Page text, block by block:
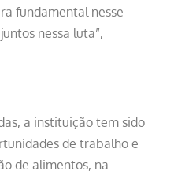
fundamental nesse
nessa luta”,
a instituição tem sido
de trabalho e
de alimentos, na